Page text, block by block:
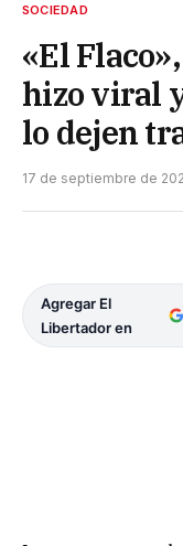
SOCIEDAD
«El
hizo viral
lo dejen
17 de septiembre de
Agregar El
Libertador en